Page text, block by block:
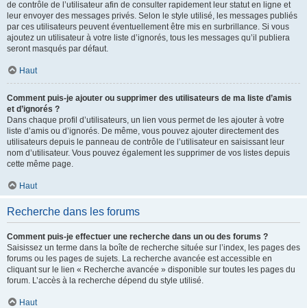
de contrôle de l’utilisateur afin de consulter rapidement leur statut en ligne et
leur envoyer des messages privés. Selon le style utilisé, les messages publiés
par ces utilisateurs peuvent éventuellement être mis en surbrillance. Si vous
ajoutez un utilisateur à votre liste d’ignorés, tous les messages qu’il publiera
seront masqués par défaut.
Haut
Comment puis-je ajouter ou supprimer des utilisateurs de ma liste d’amis
et d’ignorés ?
Dans chaque profil d’utilisateurs, un lien vous permet de les ajouter à votre
liste d’amis ou d’ignorés. De même, vous pouvez ajouter directement des
utilisateurs depuis le panneau de contrôle de l’utilisateur en saisissant leur
nom d’utilisateur. Vous pouvez également les supprimer de vos listes depuis
cette même page.
Haut
Recherche dans les forums
Comment puis-je effectuer une recherche dans un ou des forums ?
Saisissez un terme dans la boîte de recherche située sur l’index, les pages des
forums ou les pages de sujets. La recherche avancée est accessible en
cliquant sur le lien « Recherche avancée » disponible sur toutes les pages du
forum. L’accès à la recherche dépend du style utilisé.
Haut